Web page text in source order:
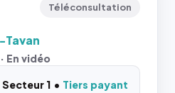
Téléconsultation
Tavan
En vidéo
Secteur 1
Tiers payant